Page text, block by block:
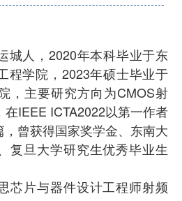
城人， 2020年本科毕业于东
程学院， 2023年硕士毕业于
，主要研究方向为CMOS射
在IEEE ICTA2022以第一作者
曾获得国家奖学金、东南大
复旦大学研究生优秀毕业生
芯片与器件设计工程师射频